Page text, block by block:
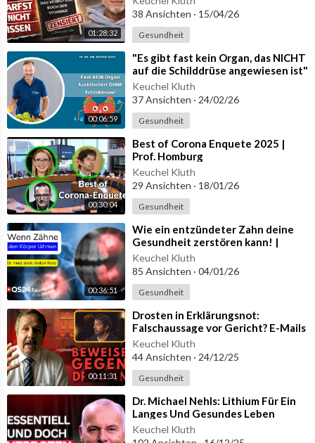
01:28:32
38 Ansichten · 15/04/26
Gesundheit
00:06:59
⁣"Es gibt fast kein Organ, das NICHT
auf die Schilddrüse angewiesen ist"
- Dr. rer. nat. Ma
Keuchel Kluth
37 Ansichten · 24/02/26
Gesundheit
00:30:04
⁣Best of Corona Enquete 2025 |
Prof. Homburg
Keuchel Kluth
29 Ansichten · 18/01/26
Gesundheit
00:36:51
⁣Wie ein entzündeter Zahn deine
Gesundheit zerstören kann! |
Naturmedizin | QS24
Gesundheitsfernsehen
Keuchel Kluth
85 Ansichten · 04/01/26
Gesundheit
00:11:31
⁣Drosten in Erklärungsnot:
Falschaussage vor Gericht? E-Mails
belasten Corona-Berater
Keuchel Kluth
44 Ansichten · 24/12/25
Gesundheit
⁣Dr. Michael Nehls: Lithium Für Ein
Langes Und Gesundes Leben
Keuchel Kluth